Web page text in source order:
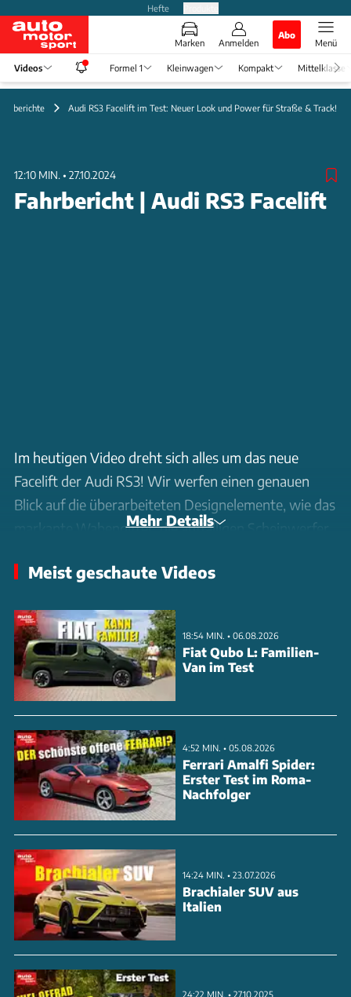
Hefte
Marken Anmelden
Abo
Menü
Videos Formel 1 Kleinwagen Kompakt Mittelklasse
Audi RS3 Facelift im Test: Neuer Look und Power für Straße & Track!
12:10 MIN. • 27.10.2024
Fahrbericht | Audi RS3 Facelift
Im heutigen Video dreht sich alles um das neue
Facelift der Audi RS3! Wir werfen einen genauen
Blick auf die überarbeiteten Designelemente, wie das
markante Wabengitter, die auffälligen Scheinwerfer
der Haube getan hat. Mit Allwetterreifen, dem
Splitter bietet der neue RS3 ein Fahrgefühl, das
sportlich und vielseitig ist – perfekt für die Straße
und den Track! Bleibt dran, um zu erfahren, ob das
Update die RS3 wirklich auf das nächste Level hebt.
Mehr Details
Meist geschaute Videos
18:54 MIN. • 06.08.2026
Fiat Qubo L: Familien-
Van im Test
4:52 MIN. • 05.08.2026
Ferrari Amalfi Spider:
Erster Test im Roma-
Nachfolger
14:24 MIN. • 23.07.2026
Brachialer SUV aus
Italien
24:22 MIN. • 27.10.2025